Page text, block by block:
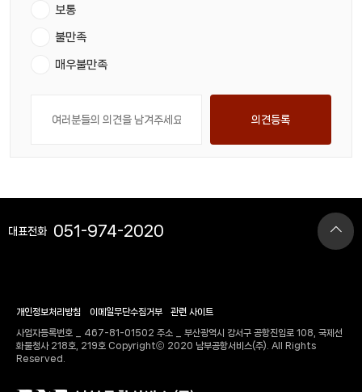
보통
불만족
매우불만족
의견등록
대표전화 051-974-2020
개인정보처리방침 이메일무단수집거부 관련 사이트
사업자등록번호 _ 467-81-01502 주소 _ 부산광역시 강서구 공항진입로 108, 국제선
화물청사 218호, 219호 Copyrightⓒ 2020 남부공항서비스(주). All Rights
Reserved.